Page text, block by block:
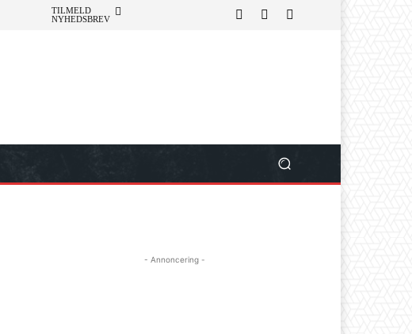
TILMELD
NYHEDSBREV
- Annoncering -